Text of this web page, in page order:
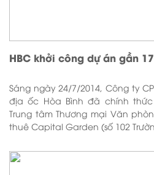
HBC khởi công dự án gần
Sáng ngày 24/7/2014, Công ty
địa ốc Hòa Bình đã chính
Trung tâm Thương mại Văn
thuê Capital Garden (số 102